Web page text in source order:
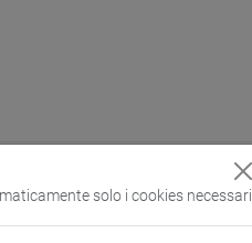
solo i cookies necessari